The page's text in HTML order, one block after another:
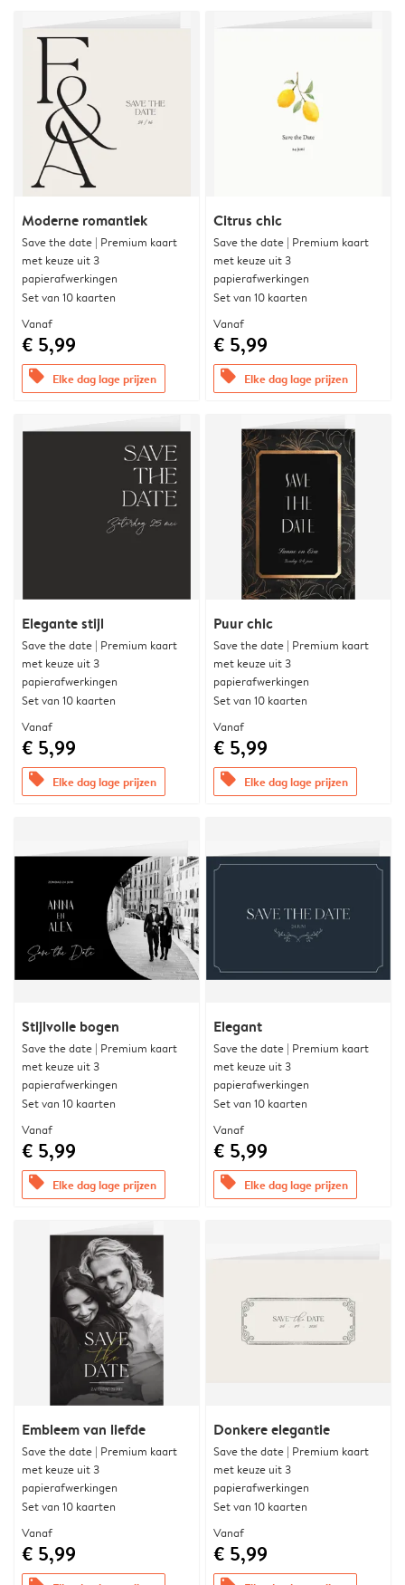
Moderne romantiek
Save the date | Premium kaart
met keuze uit 3
papierafwerkingen
Set van 10 kaarten
Vanaf
€ 5,99
offers Elke dag lage prijzen
Citrus chic
Save the date | Premium kaart
met keuze uit 3
papierafwerkingen
Set van 10 kaarten
Vanaf
€ 5,99
offers Elke dag lage prijzen
Elegante stijl
Save the date | Premium kaart
met keuze uit 3
papierafwerkingen
Set van 10 kaarten
Vanaf
€ 5,99
offers Elke dag lage prijzen
Puur chic
Save the date | Premium kaart
met keuze uit 3
papierafwerkingen
Set van 10 kaarten
Vanaf
€ 5,99
offers Elke dag lage prijzen
Stijlvolle bogen
Save the date | Premium kaart
met keuze uit 3
papierafwerkingen
Set van 10 kaarten
Vanaf
€ 5,99
offers Elke dag lage prijzen
Elegant
Save the date | Premium kaart
met keuze uit 3
papierafwerkingen
Set van 10 kaarten
Vanaf
€ 5,99
offers Elke dag lage prijzen
Embleem van liefde
Save the date | Premium kaart
met keuze uit 3
papierafwerkingen
Set van 10 kaarten
Vanaf
€ 5,99
Donkere elegantie
Save the date | Premium kaart
met keuze uit 3
papierafwerkingen
Set van 10 kaarten
Vanaf
€ 5,99